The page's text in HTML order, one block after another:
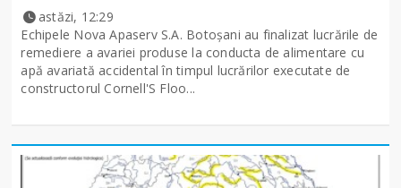
astăzi, 12:29
Echipele Nova Apaserv S.A. Botoșani au finalizat lucrările de
remediere a avariei produse la conducta de alimentare cu
apă avariată accidental în timpul lucrărilor executate de
constructorul Cornell'S Floo...